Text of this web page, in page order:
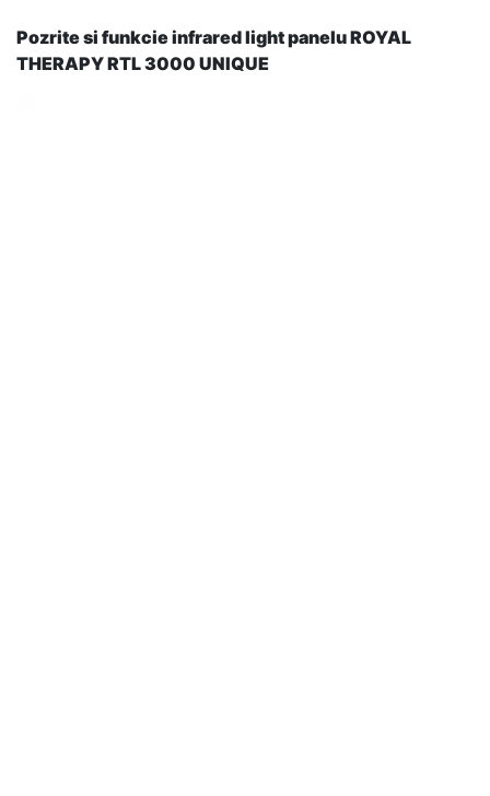
Pozrite si funkcie infrared light panelu ROYAL
THERAPY RTL 3000 UNIQUE